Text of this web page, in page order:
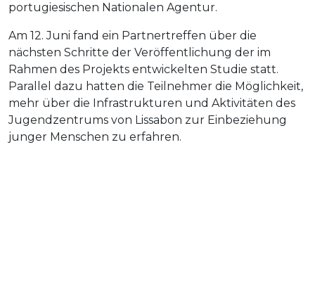
portugiesischen Nationalen Agentur.
Am 12. Juni fand ein Partnertreffen über die
nächsten Schritte der Veröffentlichung der im
Rahmen des Projekts entwickelten Studie statt.
Parallel dazu hatten die Teilnehmer die Möglichkeit,
mehr über die Infrastrukturen und Aktivitäten des
Jugendzentrums von Lissabon zur Einbeziehung
junger Menschen zu erfahren.